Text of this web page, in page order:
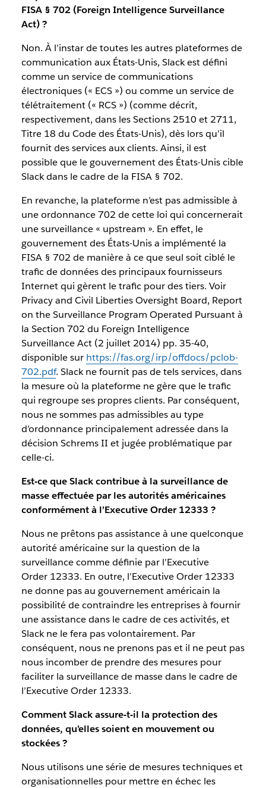
FISA § 702 (Foreign Intelligence Surveillance
Act) ?
Non. À l’instar de toutes les autres plateformes de
communication aux États-Unis, Slack est défini
comme un service de communications
électroniques (« ECS ») ou comme un service de
télétraitement (« RCS ») (comme décrit,
respectivement, dans les Sections 2510 et 2711,
Titre 18 du Code des États-Unis), dès lors qu’il
fournit des services aux clients. Ainsi, il est
possible que le gouvernement des États-Unis cible
Slack dans le cadre de la FISA § 702.
En revanche, la plateforme n’est pas admissible à
une ordonnance 702 de cette loi qui concernerait
une surveillance « upstream ». En effet, le
gouvernement des États-Unis a implémenté la
FISA § 702 de manière à ce que seul soit ciblé le
trafic de données des principaux fournisseurs
Internet qui gèrent le trafic pour des tiers. Voir
Privacy and Civil Liberties Oversight Board, Report
on the Surveillance Program Operated Pursuant à
la Section 702 du Foreign Intelligence
Surveillance Act (2 juillet 2014) pp. 35-40,
disponible sur https://fas.org/irp/offdocs/pclob-
702.pdf. Slack ne fournit pas de tels services, dans
la mesure où la plateforme ne gère que le trafic
qui regroupe ses propres clients. Par conséquent,
nous ne sommes pas admissibles au type
d’ordonnance principalement adressée dans la
décision Schrems II et jugée problématique par
celle-ci.
Est-ce que Slack contribue à la surveillance de
masse effectuée par les autorités américaines
conformément à l’Executive Order 12333 ?
Nous ne prêtons pas assistance à une quelconque
autorité américaine sur la question de la
surveillance comme définie par l’Executive
Order 12333. En outre, l’Executive Order 12333
ne donne pas au gouvernement américain la
possibilité de contraindre les entreprises à fournir
une assistance dans le cadre de ces activités, et
Slack ne le fera pas volontairement. Par
conséquent, nous ne prenons pas et il ne peut pas
nous incomber de prendre des mesures pour
faciliter la surveillance de masse dans le cadre de
l’Executive Order 12333.
Comment Slack assure-t-il la protection des
données, qu’elles soient en mouvement ou
stockées ?
Nous utilisons une série de mesures techniques et
organisationnelles pour mettre en échec les